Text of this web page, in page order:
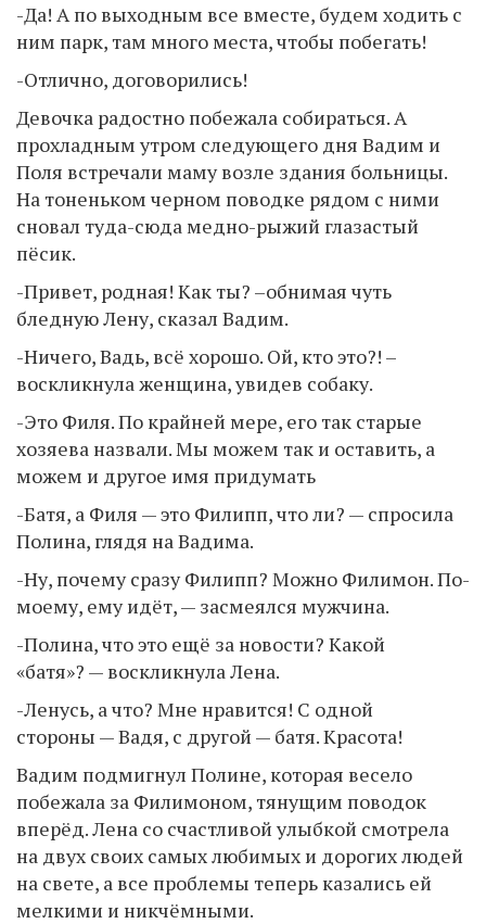
-Да! А по выходным все вместе, будем ходить с
ним парк, там много места, чтобы побегать!
-Отлично, договорились!
Девочка радостно побежала собираться. А
прохладным утром следующего дня Вадим и
Поля встречали маму возле здания больницы.
На тоненьком черном поводке рядом с ними
сновал туда-сюда медно-рыжий глазастый
пёсик.
-Привет, родная! Как ты? –обнимая чуть
бледную Лену, сказал Вадим.
-Ничего, Вадь, всё хорошо. Ой, кто это?! –
воскликнула женщина, увидев собаку.
-Это Филя. По крайней мере, его так старые
хозяева назвали. Мы можем так и оставить, а
можем и другое имя придумать
-Батя, а Филя — это Филипп, что ли? — спросила
Полина, глядя на Вадима.
-Ну, почему сразу Филипп? Можно Филимон. По-
моему, ему идёт, — засмеялся мужчина.
-Полина, что это ещё за новости? Какой
«батя»? — воскликнула Лена.
-Ленусь, а что? Мне нравится! С одной
стороны — Вадя, с другой — батя. Красота!
Вадим подмигнул Полине, которая весело
побежала за Филимоном, тянущим поводок
вперёд. Лена со счастливой улыбкой смотрела
на двух своих самых любимых и дорогих людей
на свете, а все проблемы теперь казались ей
мелкими и никчёмными.